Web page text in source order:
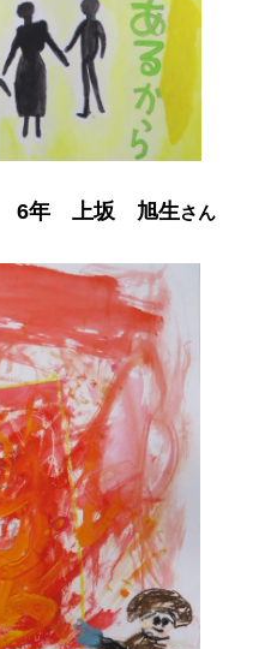
6年 上坂 旭生さん